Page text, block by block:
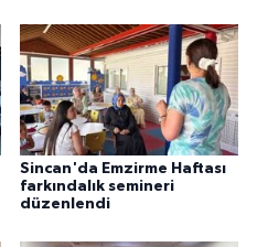
Sincan'da Emzirme Haftası
farkındalık semineri
düzenlendi